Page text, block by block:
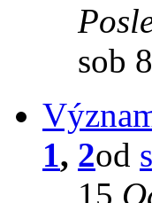
sob
1, 2od
15